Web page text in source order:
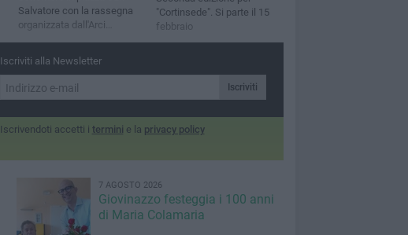
Salvatore con la rassegna
organizzata dall'Arci
"Cortinsede". Si parte il 15
febbraio
Iscriviti alla Newsletter
Iscriviti
Iscrivendoti accetti i termini e la privacy policy
7 AGOSTO 2026
Giovinazzo festeggia i 100 anni
di Maria Colamaria